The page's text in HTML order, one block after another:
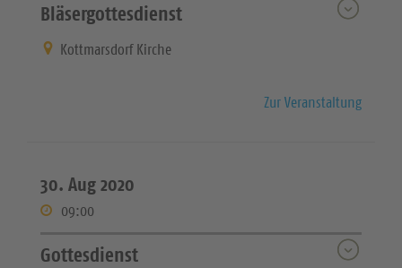
Bläsergottesdienst
Kottmarsdorf Kirche
Zur Veranstaltung
30. Aug 2020
09:00
Gottesdienst